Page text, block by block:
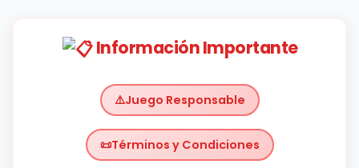
Información Importante
Juego Responsable
Términos y Condiciones